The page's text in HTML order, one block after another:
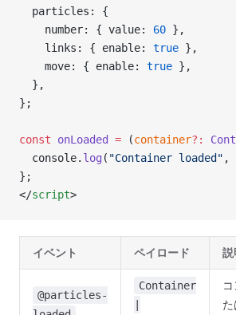
  particles: {
    number: { value:
60 },
    links: { enable:
true },
    move: { enable:
true },
  },
};
const onLoaded = (container?:
  console.
log ( "Container loaded" ,
};
</script>
イベント ペイロード 説
@particles-
Container